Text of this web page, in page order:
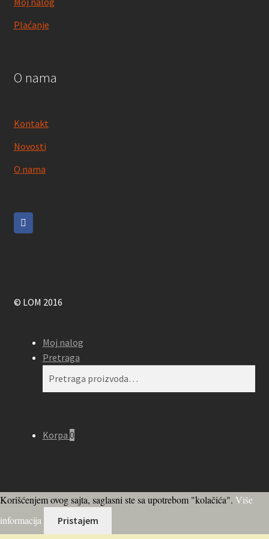
Plaćanje
O nama
Kontakt
Novosti
O nama
© LOM 2016
Moj nalog
Pretraga
Korpa 0
Korišćenjem ovog sajta, saglasni ste sa upotrebom "kolačića". Više
informacija
Pristajem